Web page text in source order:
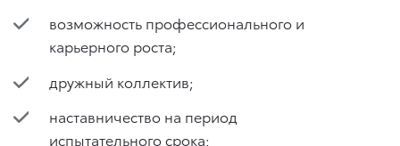
возможность профессионального и
карьерного роста;
дружный коллектив;
наставничество на период
испытательного срока;